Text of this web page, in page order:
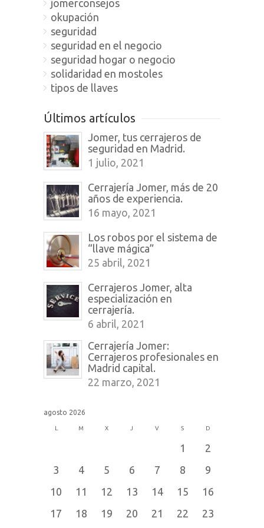
jomerconsejos
okupación
seguridad
seguridad en el negocio
seguridad hogar o negocio
solidaridad en mostoles
tipos de llaves
Últimos artículos
Jomer, tus cerrajeros de
seguridad en Madrid.
1 julio, 2021
Cerrajería Jomer, más de 20
años de experiencia.
16 mayo, 2021
Los robos por el sistema de
“llave mágica”
25 abril, 2021
Cerrajeros Jomer, alta
especialización en
cerrajería.
6 abril, 2021
Cerrajería Jomer:
Cerrajeros profesionales en
Madrid capital.
22 marzo, 2021
agosto 2026
L M X J V S D
1
2
3
4 5 6 7 8
9
10
11 12 13 14 15
16
17
18 19 20 21 22 23